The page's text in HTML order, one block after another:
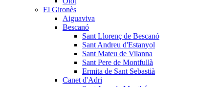
El Gironès
Aiguaviva
Bescanó
Sant Llorenç de Bescanó
Sant Andreu d'Estanyol
Sant Mateu de Vilanna
Sant Pere de Montfullà
Ermita de Sant Sebastià
Canet d'Adri